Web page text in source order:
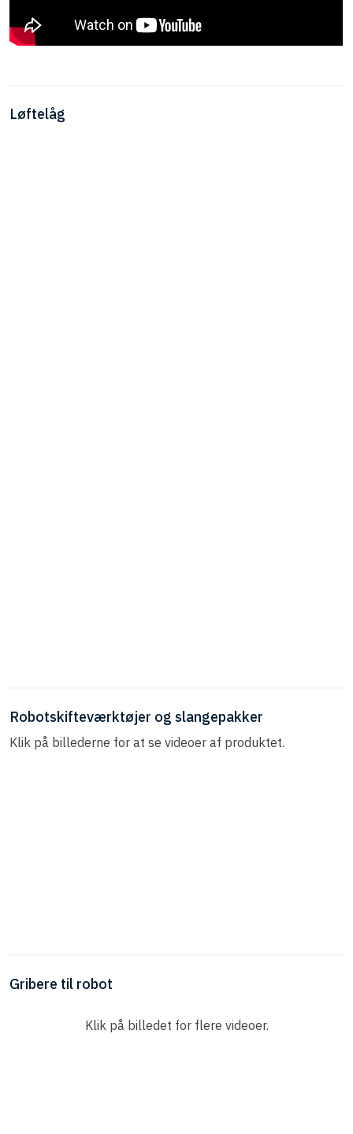
Løftelåg​
​Robotskifteværktøjer og slangepakker​
Klik på billederne for at se videoer af produktet.​
​Gribere til robot​
Klik på billedet for flere videoer.​